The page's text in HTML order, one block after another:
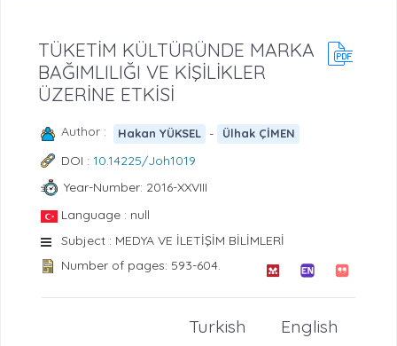
TÜKETİM KÜLTÜRÜNDE MARKA
BAĞIMLILIĞI VE KİŞİLİKLER
ÜZERİNE ETKİSİ
Author : Hakan YÜKSEL - Ülhak ÇİMEN
DOI : 10.14225/Joh1019
Year-Number: 2016-XXVIII
Language : null
Subject : MEDYA VE İLETİŞİM BİLİMLERİ
Number of pages: 593-604.
English
Turkish